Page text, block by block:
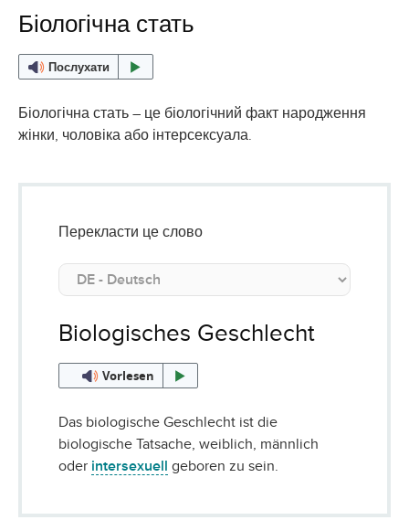
Біологічна стать
Послухати
Біологічна стать – це біологічний факт народження
жінки, чоловіка або інтерсексуала.
Перекласти це слово
Biologisches Geschlecht
Vorlesen
Das biologische Geschlecht ist die
biologische Tatsache, weiblich, männlich
oder intersexuell geboren zu sein.